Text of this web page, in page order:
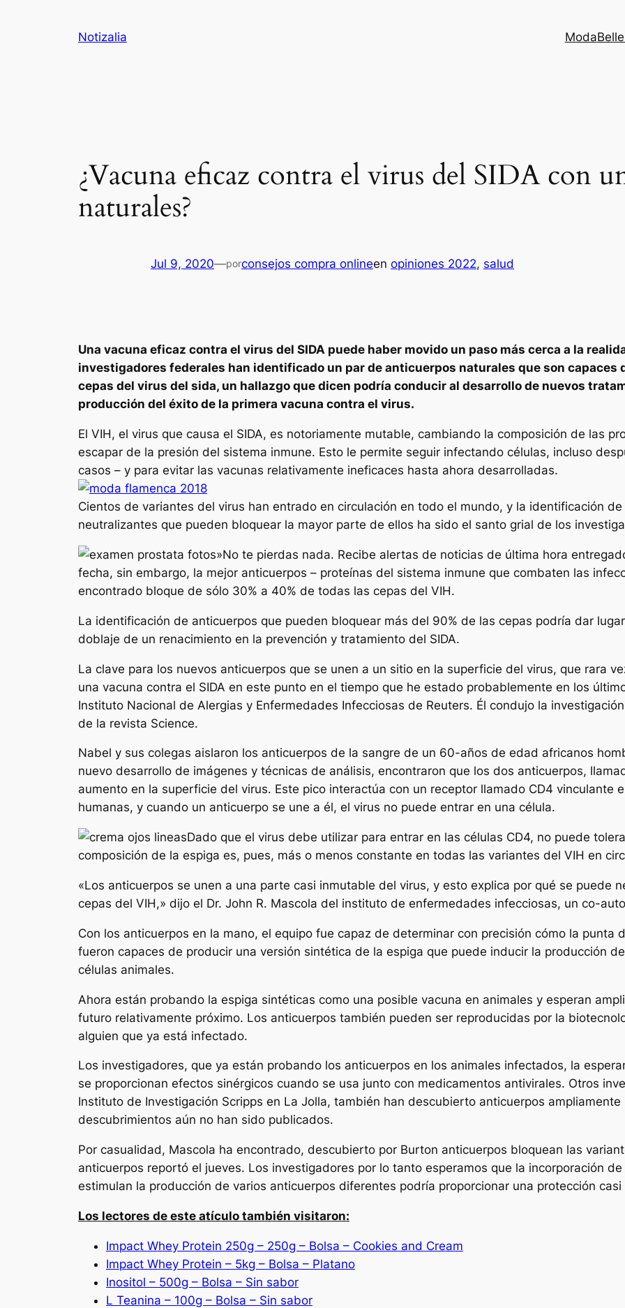
Notizalia Moda
¿Vacuna eficaz contra el virus del SIDA con
naturales?
Jul 9, 2020—porconsejos compra onlineen opiniones 2022, salud
Una vacuna eficaz contra el virus del SIDA puede haber movido un paso más cerca a la
investigadores federales han identificado un par de anticuerpos naturales que son capaces
cepas del virus del sida, un hallazgo que dicen podría conducir al desarrollo de nuevos
producción del éxito de la primera vacuna contra el virus.
El VIH, el virus que causa el SIDA, es notoriamente mutable, cambiando la composición de las
escapar de la presión del sistema inmune. Esto le permite seguir infectando células, incluso
casos – y para evitar las vacunas relativamente ineficaces hasta ahora desarrolladas.
Cientos de variantes del virus han entrado en circulación en todo el mundo, y la identificación
neutralizantes que pueden bloquear la mayor parte de ellos ha sido el santo grial de los
»No te pierdas nada. Recibe alertas de noticias de última hora
fecha, sin embargo, la mejor anticuerpos – proteínas del sistema inmune que combaten las
encontrado bloque de sólo 30% a 40% de todas las cepas del VIH.
La identificación de anticuerpos que pueden bloquear más del 90% de las cepas podría dar
doblaje de un renacimiento en la prevención y tratamiento del SIDA.
La clave para los nuevos anticuerpos que se unen a un sitio en la superficie del virus, que rara
una vacuna contra el SIDA en este punto en el tiempo que he estado probablemente en los
Instituto Nacional de Alergias y Enfermedades Infecciosas de Reuters. Él condujo la
de la revista Science.
Nabel y sus colegas aislaron los anticuerpos de la sangre de un 60-años de edad africanos
nuevo desarrollo de imágenes y técnicas de análisis, encontraron que los dos anticuerpos,
aumento en la superficie del virus. Este pico interactúa con un receptor llamado CD4 vinculante
humanas, y cuando un anticuerpo se une a él, el virus no puede entrar en una célula.
Dado que el virus debe utilizar para entrar en las células CD4, no puede
composición de la espiga es, pues, más o menos constante en todas las variantes del VIH en
«Los anticuerpos se unen a una parte casi inmutable del virus, y esto explica por qué se puede
cepas del VIH,» dijo el Dr. John R. Mascola del instituto de enfermedades infecciosas, un co-
Con los anticuerpos en la mano, el equipo fue capaz de determinar con precisión cómo la punta
fueron capaces de producir una versión sintética de la espiga que puede inducir la producción
células animales.
Ahora están probando la espiga sintéticas como una posible vacuna en animales y esperan
futuro relativamente próximo. Los anticuerpos también pueden ser reproducidas por la
alguien que ya está infectado.
Los investigadores, que ya están probando los anticuerpos en los animales infectados, la
se proporcionan efectos sinérgicos cuando se usa junto con medicamentos antivirales. Otros
Instituto de Investigación Scripps en La Jolla, también han descubierto anticuerpos
descubrimientos aún no han sido publicados.
Por casualidad, Mascola ha encontrado, descubierto por Burton anticuerpos bloquean las
anticuerpos reportó el jueves. Los investigadores por lo tanto esperamos que la incorporación
estimulan la producción de varios anticuerpos diferentes podría proporcionar una protección
Los lectores de este atículo también visitaron:
Impact Whey Protein 250g – 250g – Bolsa – Cookies and Cream
Impact Whey Protein – 5kg – Bolsa – Platano
Inositol – 500g – Bolsa – Sin sabor
L Teanina – 100g – Bolsa – Sin sabor